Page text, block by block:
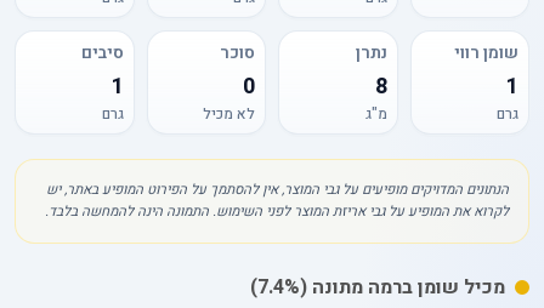
שומן רווי
1
גרם
נתרן
8
מ"ג
סוכר
0
לא מכיל
סיבים
1
גרם
הנתונים המדויקים מופיעים על גבי המוצר, אין להסתמך על הפירוט המופיע באתר, יש
לקרוא את המופיע על גבי אריזת המוצר לפני השימוש. התמונה הינה להמחשה בלבד.
מכיל שומןברמה מתונה (7.4%)